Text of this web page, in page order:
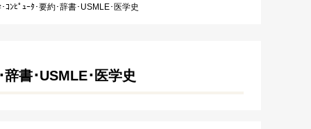
ｺﾝﾋﾟｭｰﾀ･要約･辞書･USMLE･医学史
辞書･USMLE･医学史